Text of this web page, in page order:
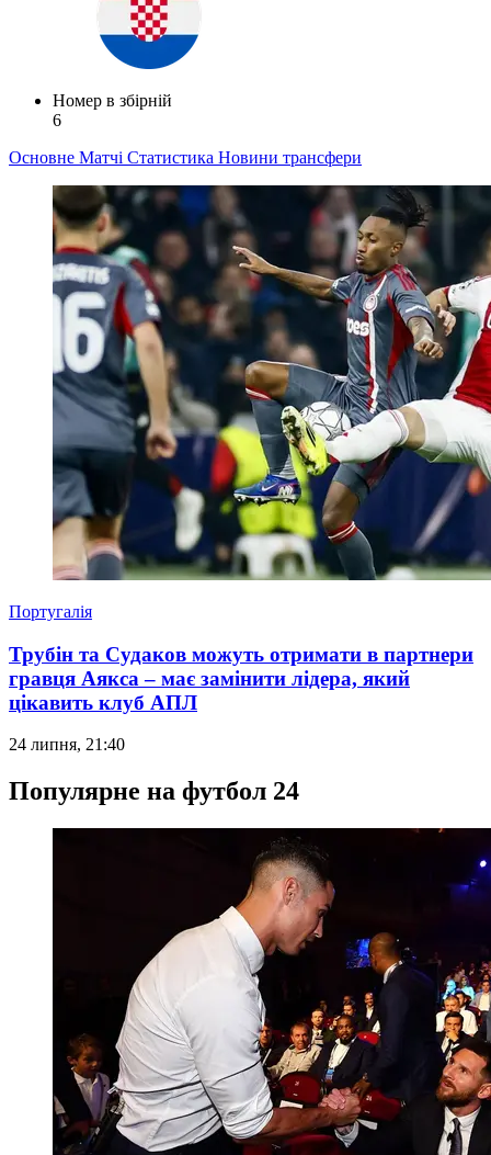
Номер в збірній
6
Основне Матчі Статистика Новини трансфери
Португалія
Трубін та Судаков можуть отримати в партнери
гравця Аякса – має замінити лідера, який
цікавить клуб АПЛ
24 липня, 21:40
Популярне на футбол 24